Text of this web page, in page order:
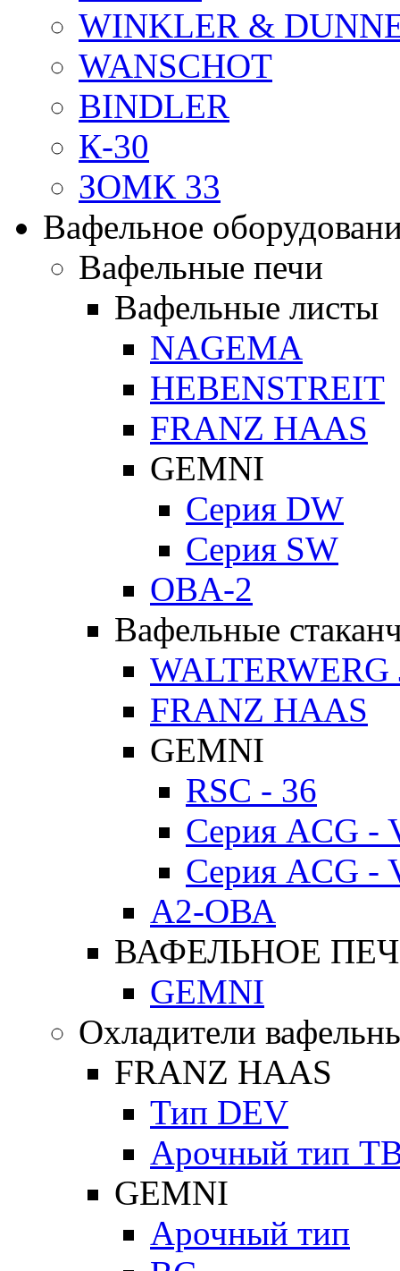
WINKLER &
WANSCHOT
BINDLER
К-30
ЗОМК 33
Вафельное
Вафельные печи
Вафельные листы
NAGEMA
HEBENSTREIT
FRANZ HAAS
GEMNI
Серия DW
Серия SW
OBA-2
Вафельные
WALTERWERG
FRANZ HAAS
GEMNI
RSC - 36
Серия ACG -
Серия ACG -
А2-ОВА
ВАФЕЛЬНОЕ
GEMNI
Охладители
FRANZ HAAS
Тип DEV
Арочный тип
GEMNI
Арочный тип